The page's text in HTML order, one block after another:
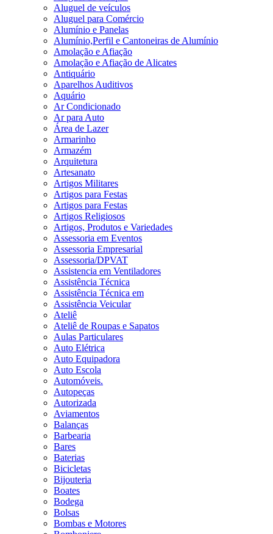
Aluguel de veículos
Aluguel para Comércio
Alumínio e Panelas
Alumínio,Perfil e Cantoneiras de Alumínio
Amolação e Afiação
Amolação e Afiação de Alicates
Antiquário
Aparelhos Auditivos
Aquário
Ar Condicionado
Ar para Auto
Área de Lazer
Armarinho
Armazém
Arquitetura
Artesanato
Artigos Militares
Artigos para Festas
Artigos para Festas
Artigos Religiosos
Artigos, Produtos e Variedades
Assessoria em Eventos
Assessoria Empresarial
Assessoria/DPVAT
Assistencia em Ventiladores
Assistência Técnica
Assistência Técnica em
Assistência Veicular
Ateliê
Ateliê de Roupas e Sapatos
Aulas Particulares
Auto Elétrica
Auto Equipadora
Auto Escola
Automóveis.
Autopeças
Autorizada
Aviamentos
Balanças
Barbearia
Bares
Baterias
Bicicletas
Bijouteria
Boates
Bodega
Bolsas
Bombas e Motores